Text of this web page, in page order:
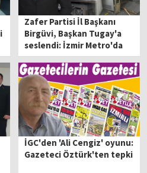
Zafer Partisi İl Başkanı
Birgüvi, Başkan Tugay'a
seslendi: İzmir Metro'da
felaket geliyorum mu
diyor?
İGC'den 'Ali Cengiz' oyunu:
Gazeteci Öztürk'ten tepki